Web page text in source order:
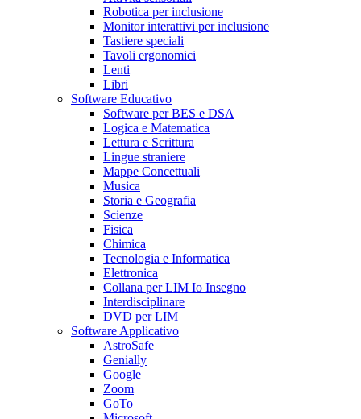
Robotica per inclusione
Monitor interattivi per inclusione
Tastiere speciali
Tavoli ergonomici
Lenti
Libri
Software Educativo
Software per BES e DSA
Logica e Matematica
Lettura e Scrittura
Lingue straniere
Mappe Concettuali
Musica
Storia e Geografia
Scienze
Fisica
Chimica
Tecnologia e Informatica
Elettronica
Collana per LIM Io Insegno
Interdisciplinare
DVD per LIM
Software Applicativo
AstroSafe
Genially
Google
Zoom
GoTo